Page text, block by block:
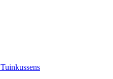
Tuinkussens